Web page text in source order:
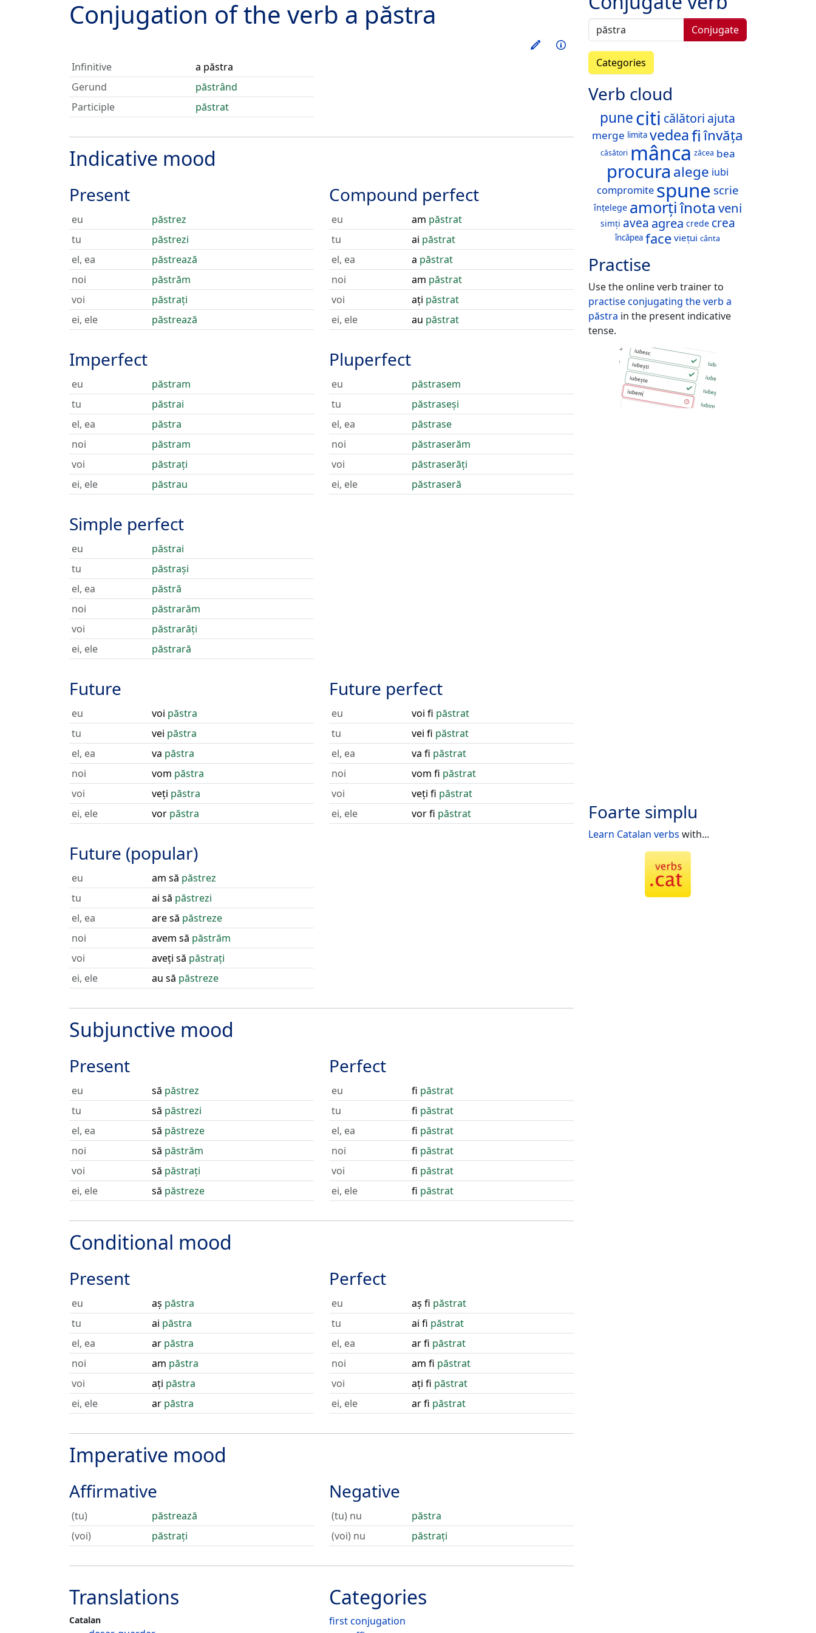
Conjugation of the verb a păstra
Train this verb
Info
Infinitive
a păstra
Gerund
păstrând
Participle
păstrat
Indicative mood
Present
eu
păstrez
tu
păstrezi
el, ea
păstrează
noi
păstrăm
voi
păstrați
ei, ele
păstrează
Imperfect
eu
păstram
tu
păstrai
el, ea
păstra
noi
păstram
voi
păstrați
ei, ele
păstrau
Simple perfect
eu
păstrai
tu
păstrași
el, ea
păstră
noi
păstrarăm
voi
păstrarăți
ei, ele
păstrară
Compound perfect
eu am păstrat
tu
ai păstrat
el, ea
a păstrat
noi
am păstrat
voi
ați păstrat
ei, ele
au păstrat
Pluperfect
eu
păstrasem
tu
păstraseși
el, ea
păstrase
noi
păstraserăm
voi
păstraserăți
ei, ele
păstraseră
Future
eu voi păstra
tu
vei păstra
el, ea
va păstra
noi
vom păstra
voi
veți păstra
ei, ele
vor păstra
Future (popular)
eu am să păstrez
tu
ai să păstrezi
el, ea
are să păstreze
noi
avem să păstrăm
voi
aveți să păstrați
ei, ele
au să păstreze
Future perfect
eu voi fi păstrat
tu
vei fi păstrat
el, ea
va fi păstrat
noi
vom fi păstrat
voi
veți fi păstrat
ei, ele
vor fi păstrat
Subjunctive mood
Present
eu să păstrez
tu
să păstrezi
el, ea
să păstreze
noi
să păstrăm
voi
să păstrați
ei, ele
să păstreze
Perfect
eu fi păstrat
tu
fi păstrat
el, ea
fi păstrat
noi
fi păstrat
voi
fi păstrat
ei, ele
fi păstrat
Conditional mood
Present
eu aș păstra
tu
ai păstra
el, ea
ar păstra
noi
am păstra
voi
ați păstra
ei, ele
ar păstra
Perfect
eu aș fi păstrat
tu
ai fi păstrat
el, ea
ar fi păstrat
noi
am fi păstrat
voi
ați fi păstrat
ei, ele
ar fi păstrat
Imperative mood
Affirmative
(tu)
păstrează
(voi)
păstrați
Negative
(tu) nu
păstra
(voi) nu
păstrați
Categories
first conjugation
Translations
Catalan
Conjugate
Categories
Verb cloud
puneciti călători ajuta
merge limita vedeafiînvăța
căsători mânca zăcea bea
procura alege iubi
compromite spune scrie
înțelege amorțiînota veni
simți avea agrea crede crea
încăpea face viețui cânta
Practise
Use the online verb trainer to
practise conjugating the verb a
păstra in the present indicative
tense.
Foarte simplu
Learn Catalan verbs with...